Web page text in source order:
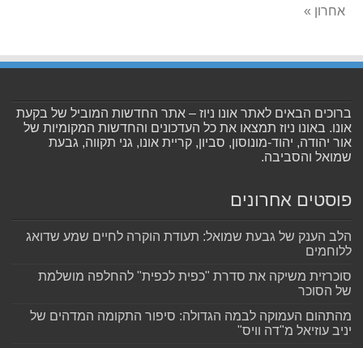
אחרון »
ברוכים הבאים לאתר אונו ניוז – אתר החדשות המוביל של בקעת
אונו. באונו ניוז תמצאו את כל העדכונים והחדשות המקומיות של
אור יהודה, יהוד-מונוסון, סביון, קריית אונו, גני תקווה, גבעת
שמואל והסביבה.
פוסטים אחרונים
הלב הענק של גבעת שמואל: תעודת הוקרה לחיים שמע שדואג
ללוחמים
סוכרזית משיקה את סדרת "כפית לכפית" להחלפה מושלמת
של הסוכר
מהתהום העמוקה לבמה הגדולה: סיפור התקומה המדהים של
יניב עוזיאל מ"דה וויס"